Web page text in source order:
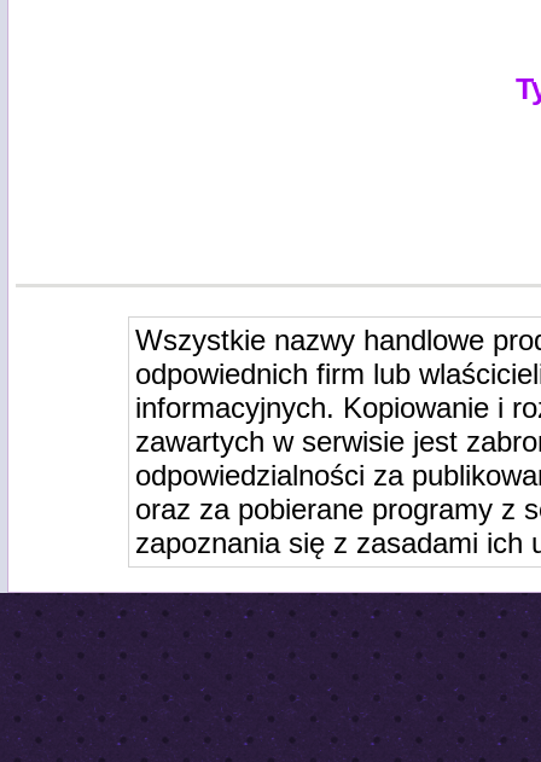
Wszystkie nazwy handlowe
odpowiednich firm lub
informacyjnych. Kopiowanie i
zawartych w serwisie jest
odpowiedzialności za
oraz za pobierane programy z
zapoznania się z zasadami ich